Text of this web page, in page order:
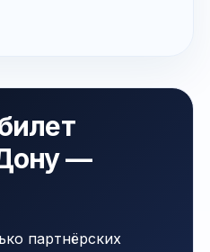
—
партнёрских